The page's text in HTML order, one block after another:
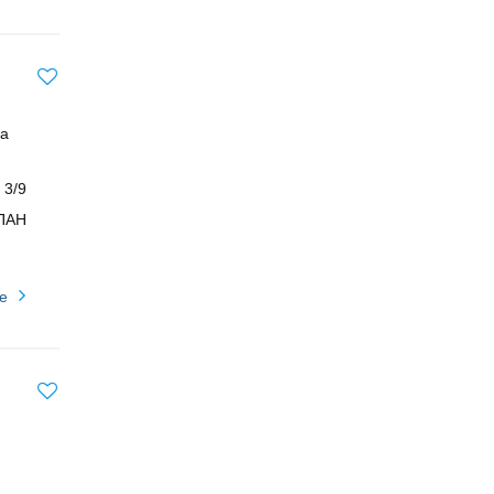
3/9